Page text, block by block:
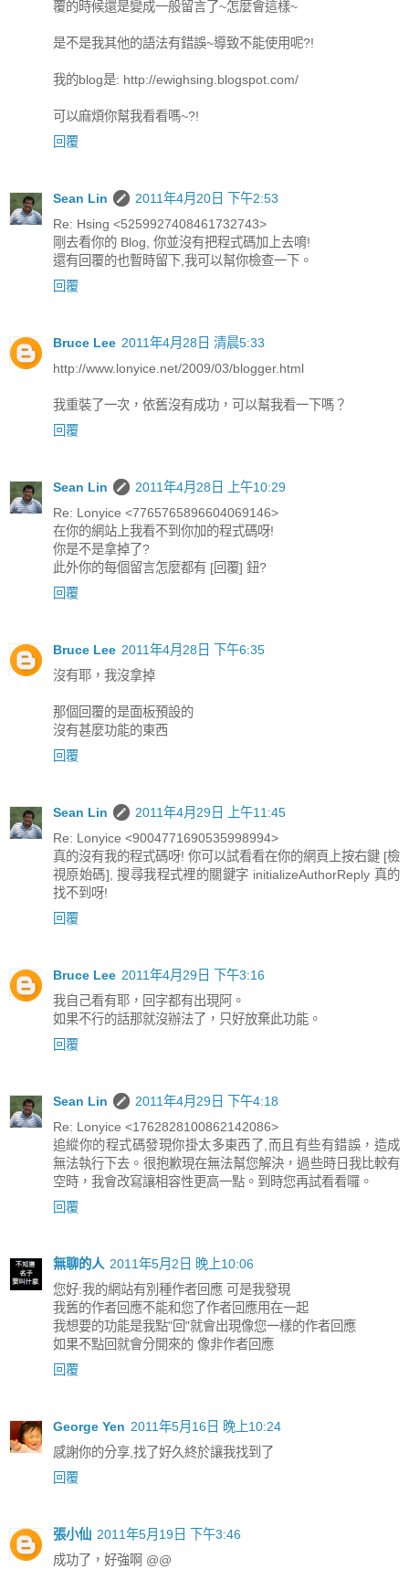
覆的時候還是變成一般留言了~怎麼會這樣~
是不是我其他的語法有錯誤~導致不能使用呢?!
我的blog是: http://ewighsing.blogspot.com/
可以麻煩你幫我看看嗎~?!
回覆
Sean Lin
2011年4月20日 下午2:53
Re: Hsing <5259927408461732743>
剛去看你的 Blog, 你並沒有把程式碼加上去唷!
還有回覆的也暫時留下,我可以幫你檢查一下。
回覆
Bruce Lee 2011年4月28日 清晨5:33
http://www.lonyice.net/2009/03/blogger.html
我重裝了一次，依舊沒有成功，可以幫我看一下嗎？
回覆
Sean Lin
2011年4月28日 上午10:29
Re: Lonyice <7765765896604069146>
在你的網站上我看不到你加的程式碼呀!
你是不是拿掉了?
此外你的每個留言怎麼都有 [回覆] 鈕?
回覆
Bruce Lee 2011年4月28日 下午6:35
沒有耶，我沒拿掉
那個回覆的是面板預設的
沒有甚麼功能的東西
回覆
Sean Lin
2011年4月29日 上午11:45
Re: Lonyice <9004771690535998994>
真的沒有我的程式碼呀! 你可以試看看在你的網頁上按右鍵 [檢
視原始碼], 搜尋我程式裡的關鍵字 initializeAuthorReply 真的
找不到呀!
回覆
Bruce Lee 2011年4月29日 下午3:16
我自己看有耶，回字都有出現阿。
如果不行的話那就沒辦法了，只好放棄此功能。
回覆
Sean Lin
2011年4月29日 下午4:18
Re: Lonyice <1762828100862142086>
追縱你的程式碼發現你掛太多東西了,而且有些有錯誤，造成
無法執行下去。很抱歉現在無法幫您解決，過些時日我比較有
空時，我會改寫讓相容性更高一點。到時您再試看看囉。
回覆
無聊的人 2011年5月2日 晚上10:06
您好:我的網站有別種作者回應 可是我發現
我舊的作者回應不能和您了作者回應用在一起
我想要的功能是我點"回"就會出現像您一樣的作者回應
如果不點回就會分開來的 像非作者回應
回覆
George Yen 2011年5月16日 晚上10:24
感謝你的分享,找了好久終於讓我找到了
回覆
張小仙 2011年5月19日 下午3:46
成功了，好強啊 @@